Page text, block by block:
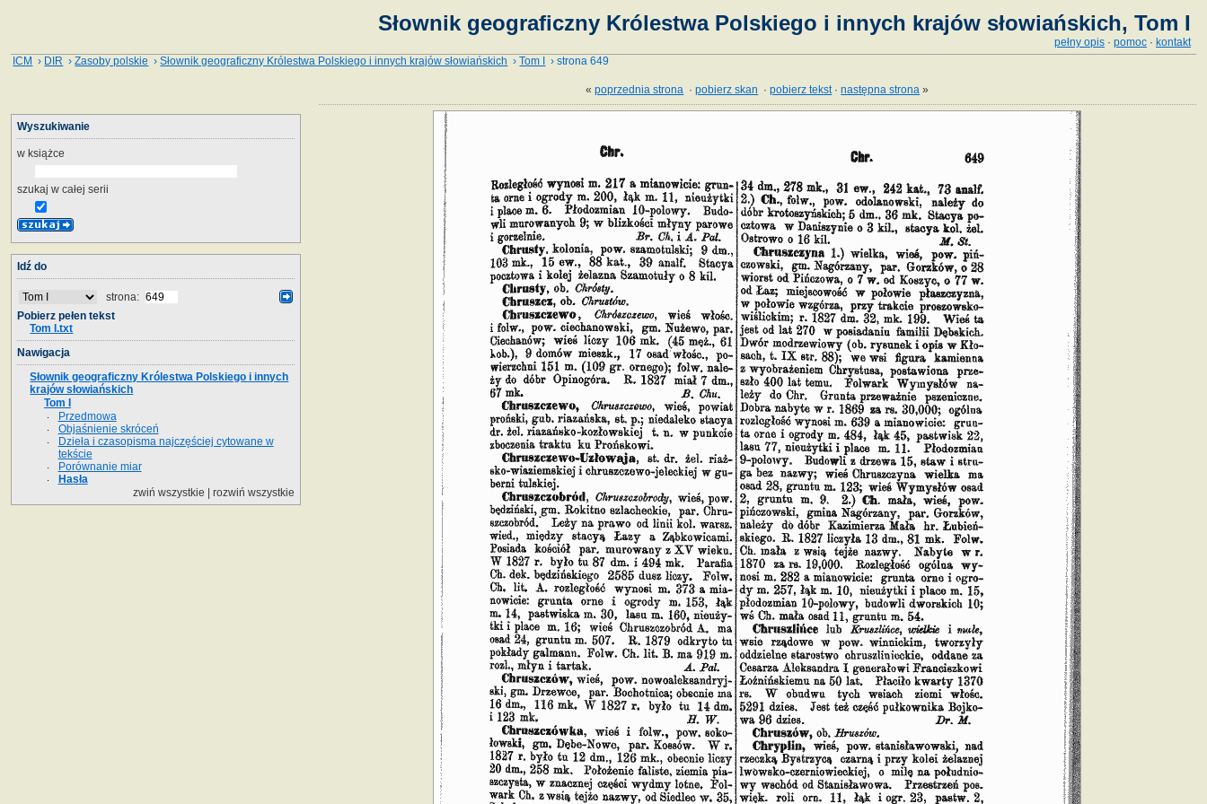
Słownik geograficzny Królestwa Polskiego i innych krajów słowiańskich, Tom I
pełny opis · pomoc · kontakt
ICM › DIR ›Zasoby polskie ›Słownik geograficzny Królestwa Polskiego i innych krajów słowiańskich ›Tom I › strona 649
«poprzednia strona ·pobierz skan ·pobierz tekst·następna strona »
Wyszukiwanie
w książce
szukaj w całej serii
Idź do
strona:
Pobierz pełen tekst
Tom I.txt
Nawigacja
Słownik geograficzny Królestwa Polskiego i innych
krajów słowiańskich
Tom I
Przedmowa
Objaśnienie skróceń
Dzieła i czasopisma najczęściej cytowane w
tekście
Porównanie miar
Hasła
zwiń wszystkie |rozwiń wszystkie